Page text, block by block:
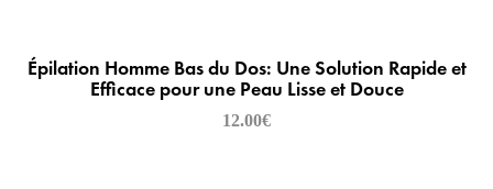
Épilation Homme Bas du Dos: Une Solution Rapide et
Efficace pour une Peau Lisse et Douce
12.00€